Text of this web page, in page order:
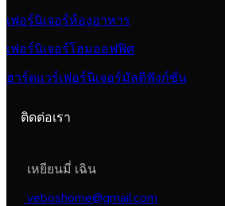
เฟอร์นิเจอร์ห้องอาหาร
เฟอร์นิเจอร์โฮมออฟฟิศ
ฮาร์ดแวร์เฟอร์นิเจอร์มัลติฟังก์ชั่น
ติดต่อเรา
เหยียนมี่ เฉิน
veboshome@gmail.com